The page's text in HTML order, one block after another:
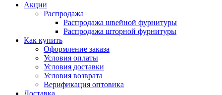
Акции
Распродажа
Распродажа швейной фурнитуры
Распродажа шторной фурнитуры
Как купить
Оформление заказа
Условия оплаты
Условия доставки
Условия возврата
Верификация оптовика
Доставка